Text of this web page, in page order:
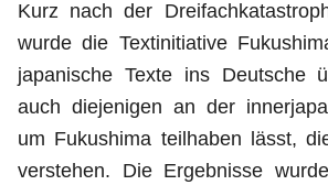
Kurz nach der
wurde die Textinitiative
japanische Texte ins Deutsche
auch diejenigen an der
um Fukushima teilhaben lässt,
verstehen. Die Ergebnisse